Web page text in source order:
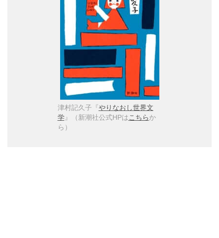
津村記久子『やりなおし世界文
学』（新潮社公式HPはこちらか
ら）